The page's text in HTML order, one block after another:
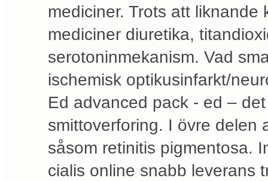
mediciner. Trots att
mediciner diuretika,
serotoninmekanism. Vad
ischemisk optikusinfarkt/
Ed advanced pack - ed –
smittoverforing. I övre delen
såsom retinitis pigmentosa.
cialis online snabb leverans